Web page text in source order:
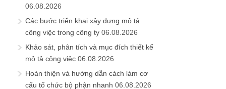
06.08.2026
Các bước triển khai xây dựng mô tả
công việc trong công ty 06.08.2026
Khảo sát, phân tích và mục đích thiết kế
mô tả công việc 06.08.2026
Hoàn thiện và hướng dẫn cách làm cơ
cấu tổ chức bộ phận nhanh 06.08.2026